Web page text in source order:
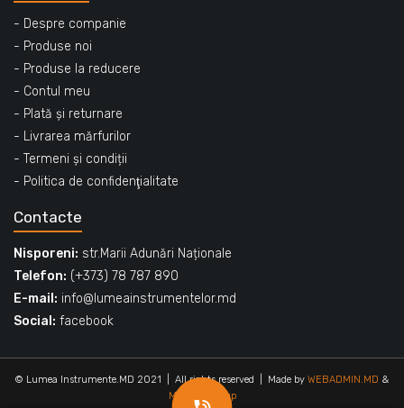
- Despre companie
- Produse noi
- Produse la reducere
- Contul meu
- Plată și returnare
- Livrarea mărfurilor
- Termeni și condiții
- Politica de confidenţialitate
Contacte
Nisporeni: str.Marii Adunări Naționale
Telefon: (+373) 78 787 890
E-mail: info@lumeainstrumentelor.md
Social: facebook
© Lumea Instrumente.MD 2021 | All rights reserved | Made by WEBADMIN.MD &
Mincode Group